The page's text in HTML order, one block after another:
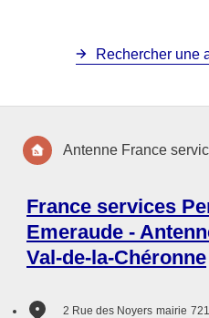
Rechercher une
France services
Emeraude -
Val-de-la-Chéronne
2 Rue des Noyers mairie
Antenne France